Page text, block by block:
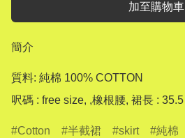
加至購物車
簡介
質料: 純棉 100% COTTON
Cotton 半截裙 skirt 純棉